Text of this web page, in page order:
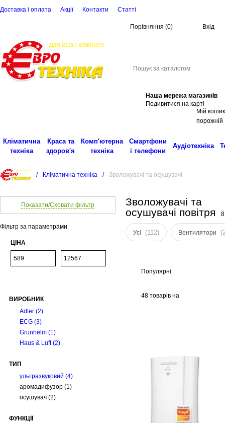
Доставка і оплата Акції Контакти Статті
Порівняння (0) Вхід
Наша мережа магазинів
Подивитися на карті
Мій кошик
порожній
Кліматична
техніка
Краса та
здоров'я
Комп'ютерна
техніка
Смартфони
і телефони
Аудіотехніка
/ Кліматична техніка / Зволожувачі та осушувачі
Показати/Сховати фільтр
Фільтр за параметрами
ЦІНА
ВИРОБНИК
Adler (2)
ECG (3)
Grunhelm (1)
Haus & Luft (2)
ТИП
ультразвуковий (4)
аромадифузор (1)
осушувач (2)
ФУНКЦІЇ
Зволожувачі та
осушувачі повітря
8
Усі (112) Вентилятори
Популярні
48 товарів на